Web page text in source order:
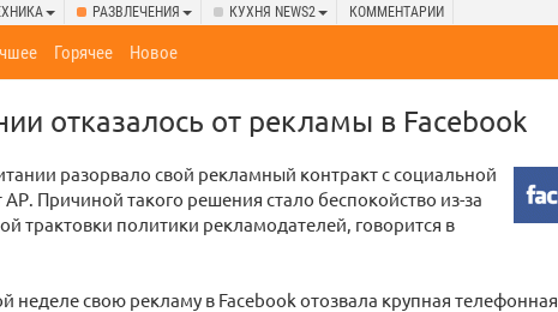
РАЗВЛЕЧЕНИЯ КУХНЯ NEWS2 КОММЕНТАРИИ
Горячее Новое
отказалось от рекламы в Facebook
разорвало свой рекламный контракт с социальной
Причиной такого решения стало беспокойство из-за
трактовки политики рекламодателей, говорится в
свою рекламу в Facebook отозвала крупная телефонная